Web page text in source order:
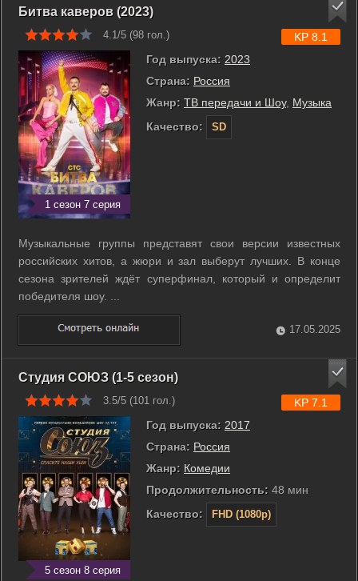
Битва каверов (2023)
4.1/5 (98 гол.)
1 сезон 7 серия
Год выпуска: 2023
Страна: Россия
Жанр: ТВ передачи и Шоу, Музыка
Качество:
SD
KP 8.1
Музыкальные группы представят свои версии известных
российских хитов, а жюри и зал выберут лучших. В конце
сезона зрителей ждёт суперфинал, который и определит
победителя шоу. ...
17.05.2025
Студия СОЮЗ (1-5 сезон)
3.5/5 (101 гол.)
5 сезон 8 серия
Год выпуска: 2017
Страна: Россия
Жанр: Комедии
Продолжительность: 48 мин
Качество:
FHD (1080p)
KP 7.1